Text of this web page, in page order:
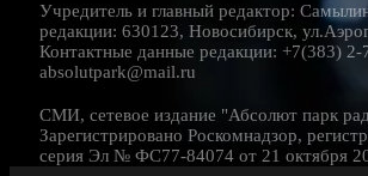
Учредитель и главный редактор:
редакции: 630123, Новосибирск,
Контактные данные редакции: +7(383)
absolutpark@mail.ru
СМИ, сетевое издание "Абсолют парк
Зарегистрировано Роскомнадзор,
серия Эл № ФС77-84074 от 21 октября